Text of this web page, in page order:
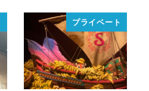
プライベート